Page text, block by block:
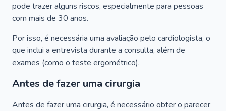
pode trazer alguns riscos, especialmente para pessoas
com mais de 30 anos.
Por isso, é necessária uma avaliação pelo cardiologista, o
que inclui a entrevista durante a consulta, além de
exames (como o teste ergométrico).
Antes de fazer uma cirurgia
Antes de fazer uma cirurgia, é necessário obter o parecer